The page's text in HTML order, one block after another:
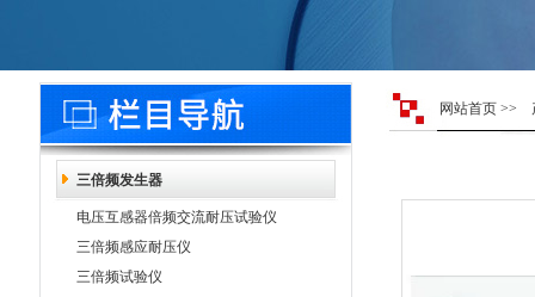
三倍频发生器
电压互感器倍频交流耐压试验仪
三倍频感应耐压仪
三倍频试验仪
网站首页 >>